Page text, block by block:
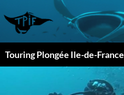
au
contenu
Touring Plongée Ile-de-France